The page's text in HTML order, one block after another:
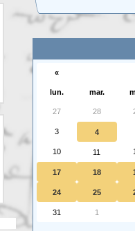
La carte interactive ci-
des (…)
«
lun. mar.
27 28
3 4
10 11
17 18
24 25
31 1